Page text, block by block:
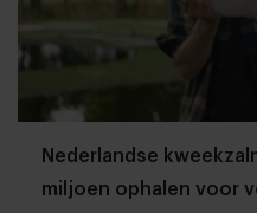
Nederlandse
miljoen ophalen voor